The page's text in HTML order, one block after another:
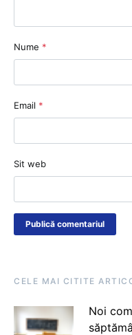
Nume *
Email *
Sit web
CELE MAI CITITE
Noi